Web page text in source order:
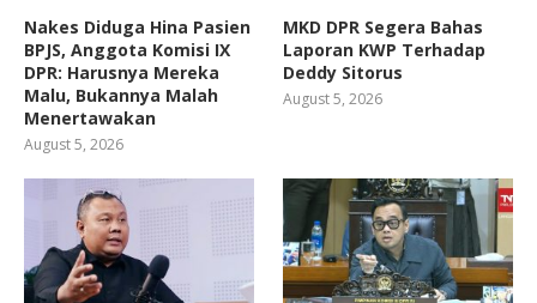
Nakes Diduga Hina Pasien
BPJS, Anggota Komisi IX
DPR: Harusnya Mereka
Malu, Bukannya Malah
Menertawakan
August 5, 2026
MKD DPR Segera Bahas
Laporan KWP Terhadap
Deddy Sitorus
August 5, 2026